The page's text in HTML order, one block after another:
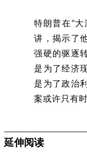
特朗普在“
讲，揭示了
强硬的驱逐
是为了经济
是为了政治
案或许只有
延伸阅读